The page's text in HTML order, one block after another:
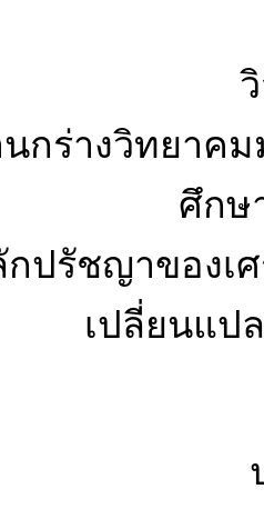
นกร่างวิทยาค
ศึกษ
ปรัชญาของเ
เปลี่ยนแป